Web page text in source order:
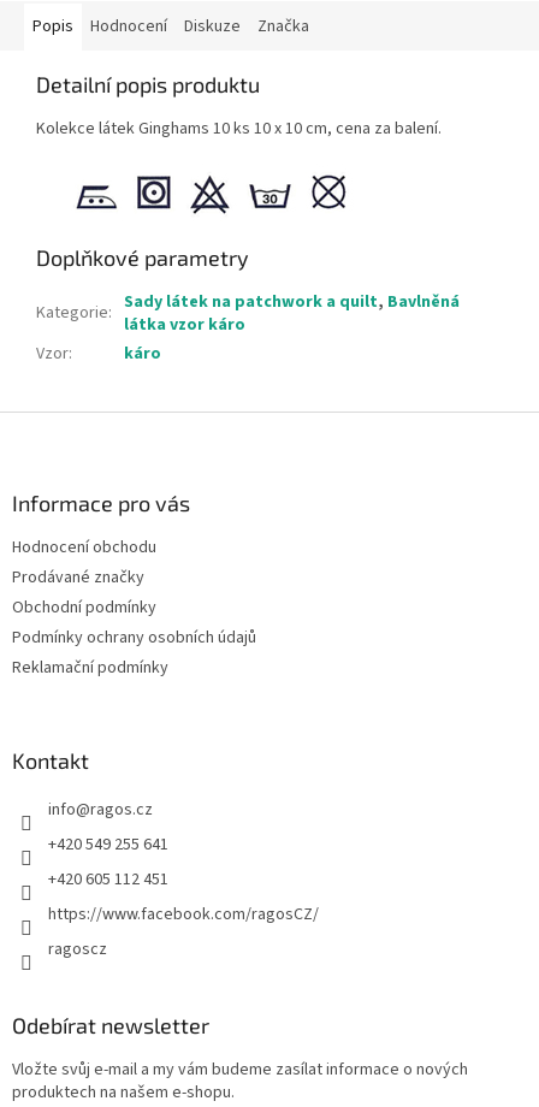
Popis Hodnocení Diskuze Značka
Detailní popis produktu
Kolekce látek Ginghams 10 ks 10 x 10 cm, cena za balení.
Doplňkové parametry
Kategorie: Sady látek na patchwork a quilt, Bavlněná
látka vzor káro
Vzor: káro
Informace pro vás
Hodnocení obchodu
Prodávané značky
Obchodní podmínky
Podmínky ochrany osobních údajů
Reklamační podmínky
Kontakt
info@ragos.cz
+420 549 255 641
+420 605 112 451
https://www.facebook.com/ragosCZ/
ragoscz
Odebírat newsletter
Vložte svůj e-mail a my vám budeme zasílat informace o nových
produktech na našem e-shopu.